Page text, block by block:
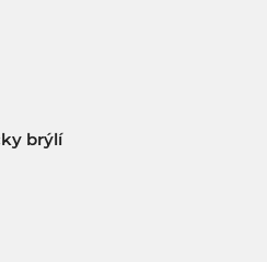
brýlí